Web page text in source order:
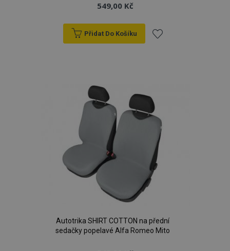
549,00 Kč
Přidat Do Košíku
oblíbeným
Autotrika SHIRT COTTON na přední
sedačky popelavé Alfa Romeo Mito